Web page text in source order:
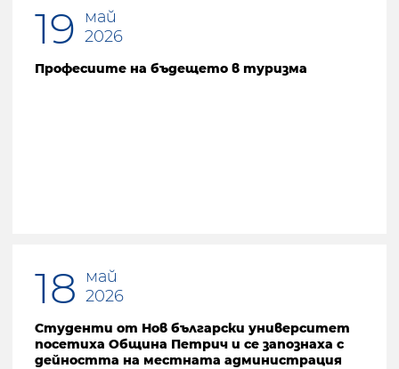
19
май
2026
Професиите на бъдещето в туризма
18
май
2026
Студенти от Нов български университет
посетиха Община Петрич и се запознаха с
дейността на местната администрация